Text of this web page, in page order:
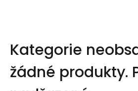
Kategorie
žádné produkty.